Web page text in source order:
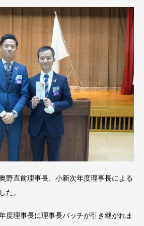
野直前理事長、小新次年度理事長による
た。
度理事長に理事長バッチが引き継がれま